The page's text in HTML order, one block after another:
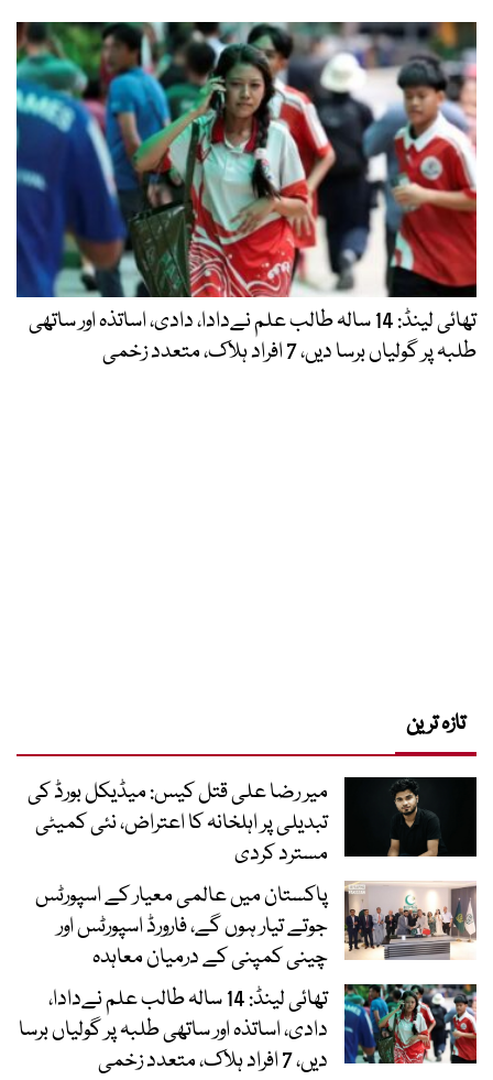
تھائی لینڈ: 14 سالہ طالب علم نےدادا، دادی، اساتذہ اور ساتھی
طلبہ پر گولیاں برسا دیں، 7 افراد ہلاک، متعدد زخمی
تازہ ترین
میر رضا علی قتل کیس: میڈیکل بورڈ کی
تبدیلی پر اہلخانہ کا اعتراض، نئی کمیٹی
مسترد کردی
پاکستان میں عالمی معیار کے اسپورٹس
جوتے تیار ہوں گے، فارورڈ اسپورٹس اور
چینی کمپنی کے درمیان معاہدہ
تھائی لینڈ: 14 سالہ طالب علم نےدادا،
دادی، اساتذہ اور ساتھی طلبہ پر گولیاں برسا
دیں، 7 افراد ہلاک، متعدد زخمی